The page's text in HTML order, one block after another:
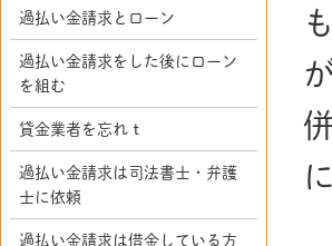
過払い金請求とローン
過払い金請求をした後にローン
を組む
貸金業者を忘れｔ
過払い金請求は司法書士・弁護
士に依頼
過払い金請求は借金している方